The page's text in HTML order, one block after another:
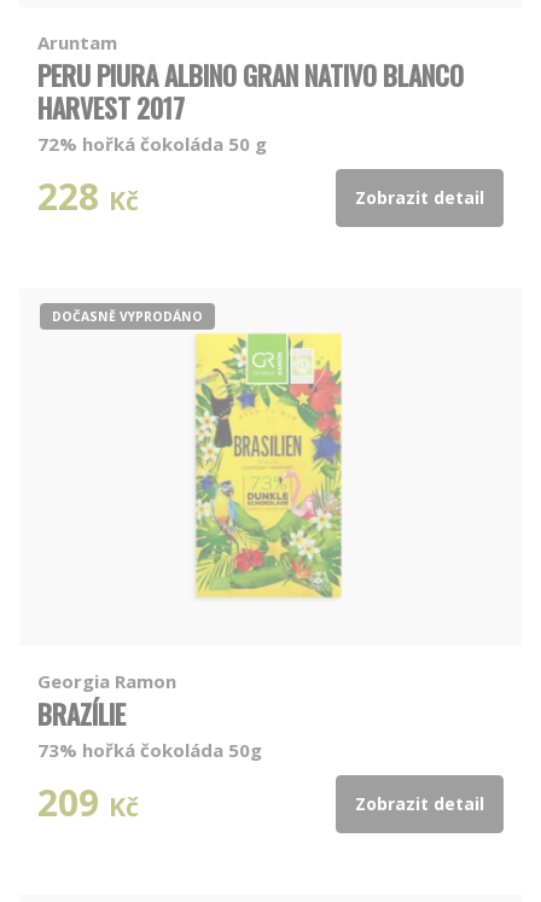
Aruntam
PERU PIURA ALBINO GRAN NATIVO BLANCO
HARVEST 2017
72% hořká čokoláda 50 g
228 Kč Zobrazit detail
DOČASNĚ VYPRODÁNO
Georgia Ramon
BRAZÍLIE
73% hořká čokoláda 50g
209 Kč Zobrazit detail